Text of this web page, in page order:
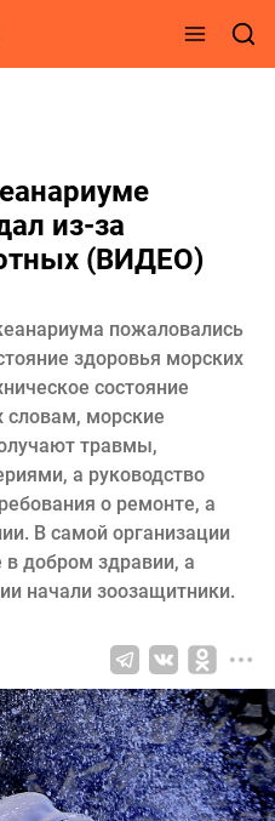
из-за
(ВИДЕО)
пожаловались
здоровья морских
состояние
словам, морские
травмы,
а руководство
о ремонте, а
В самой организации
в добром здравии, а
начали зоозащитники.